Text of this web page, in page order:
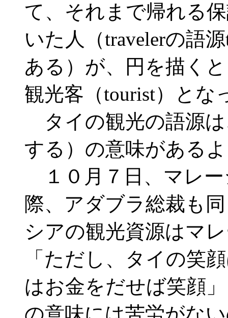
て、それまで帰れる
いた人（travelerの語
ある）が、円を描く
観光客（tourist）とな
タイの観光の語源は
する）の意味がある
１０月７日、マレ
際、アダブラ総裁も
シアの観光資源はマ
「ただし、タイの笑
はお金をだせば笑顔